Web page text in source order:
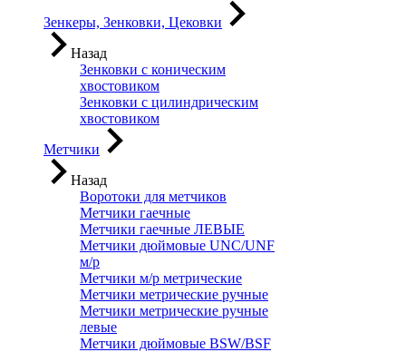
Зенкеры, Зенковки, Цековки
Назад
Зенковки с коническим
хвостовиком
Зенковки с цилиндрическим
хвостовиком
Метчики
Назад
Воротоки для метчиков
Метчики гаечные
Метчики гаечные ЛЕВЫЕ
Метчики дюймовые UNC/UNF
м/р
Метчики м/р метрические
Метчики метрические ручные
Метчики метрические ручные
левые
Метчики дюймовые BSW/BSF